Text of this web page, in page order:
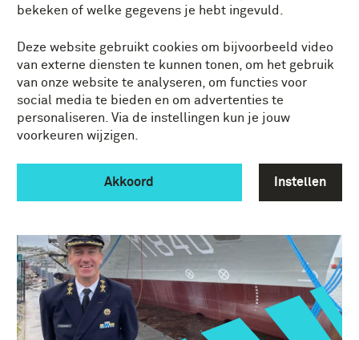
bekeken of welke gegevens je hebt ingevuld.
Deze website gebruikt cookies om bijvoorbeeld video
van externe diensten te kunnen tonen, om het gebruik
van onze website te analyseren, om functies voor
social media te bieden en om advertenties te
personaliseren. Via de instellingen kun je jouw
voorkeuren wijzigen.
Akkoord Instellen
TijdensMuseum Vol Verhalenneemt
de toekomst. Hij schetst een beeld van de
marine van overmorgen: hoe de nieuwe
schepen eruit zullen zien, welke innovaties
worden toegepast en waarin zij zullen
verschillen van de huidige vloot.